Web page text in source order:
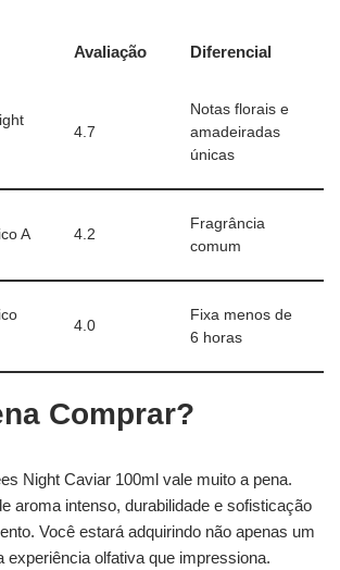
Avaliação Diferencial
4.7
Notas florais e
amadeiradas
únicas
A 4.2
Fragrância
comum
4.0
Fixa menos de
6 horas
Comprar?
Night Caviar 100ml vale muito a pena.
aroma intenso, durabilidade e sofisticação
Você estará adquirindo não apenas um
experiência olfativa que impressiona.